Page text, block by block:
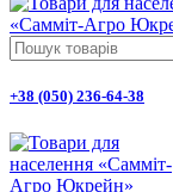
+38 (050) 236-64-38